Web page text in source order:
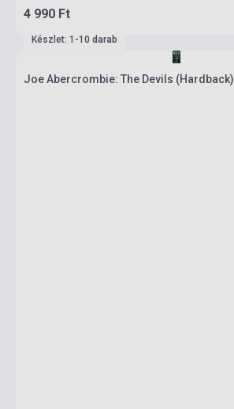
4 990 Ft
Készlet: 1-10 darab
Joe Abercrombie: The Devils (Hardback)